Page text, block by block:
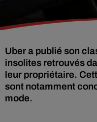
Uber a publié son
insolites retrouvés
leur propriétaire.
sont notamment
mode.